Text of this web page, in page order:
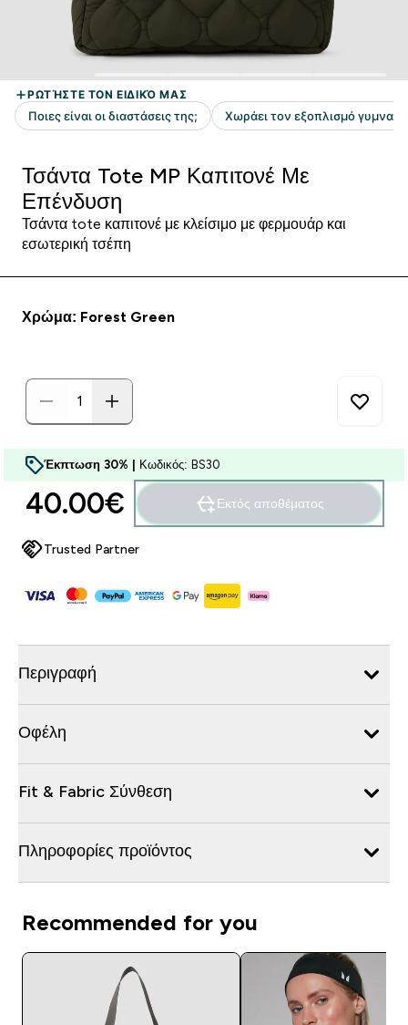
Τσάντα Tote MP Καπιτονέ Με
Επένδυση
Τσάντα tote καπιτονέ με κλείσιμο με φερμουάρ και
εσωτερική τσέπη
Χρώμα: Forest Green
Έκπτωση 30% | Κωδικός: BS30
40.00€‎ Εκτός αποθέματος
Trusted Partner
Περιγραφή
Οφέλη
Fit & Fabric Σύνθεση
Πληροφορίες προϊόντος
Recommended for you